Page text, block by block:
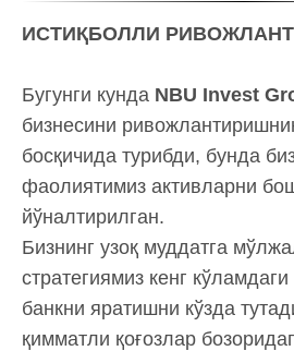
ИСТИҚБОЛЛИ
Бугунги кунда NBU Invest
бизнесини
босқичида турибди, бунда
фаолиятимиз активларни
йўналтирилган.
Бизнинг узоқ муддатга
стратегиямиз кенг
банкни яратишни кўзда
қимматли қоғозлар